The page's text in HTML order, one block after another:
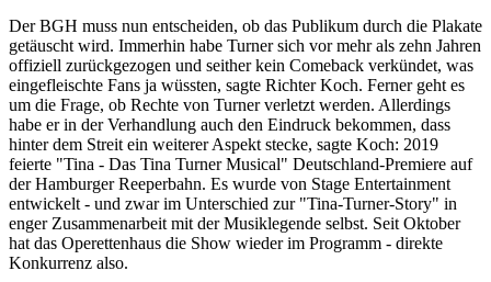
Der BGH muss nun entscheiden, ob das Publikum durch die Plakate
getäuscht wird. Immerhin habe Turner sich vor mehr als zehn Jahren
offiziell zurückgezogen und seither kein Comeback verkündet, was
eingefleischte Fans ja wüssten, sagte Richter Koch. Ferner geht es
um die Frage, ob Rechte von Turner verletzt werden. Allerdings
habe er in der Verhandlung auch den Eindruck bekommen, dass
hinter dem Streit ein weiterer Aspekt stecke, sagte Koch: 2019
feierte "Tina - Das Tina Turner Musical" Deutschland-Premiere auf
der Hamburger Reeperbahn. Es wurde von Stage Entertainment
entwickelt - und zwar im Unterschied zur "Tina-Turner-Story" in
enger Zusammenarbeit mit der Musiklegende selbst. Seit Oktober
hat das Operettenhaus die Show wieder im Programm - direkte
Konkurrenz also.